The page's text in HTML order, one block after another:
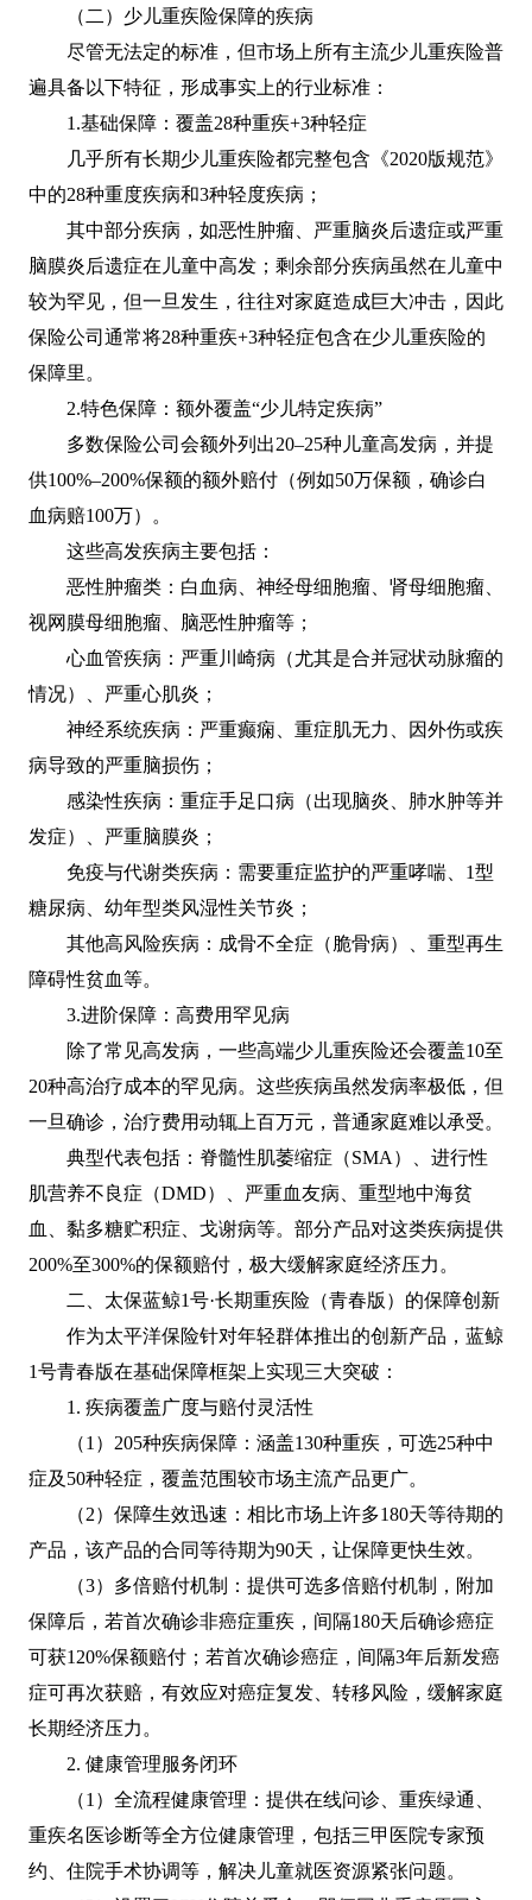
（二）少儿重疾险保障的疾病
尽管无法定的标准，但市场上所有主流少儿重疾险普
遍具备以下特征，形成事实上的行业标准：
1.基础保障：覆盖28种重疾+3种轻症
几乎所有长期少儿重疾险都完整包含《2020版规范》
中的28种重度疾病和3种轻度疾病；
其中部分疾病，如恶性肿瘤、严重脑炎后遗症或严重
脑膜炎后遗症在儿童中高发；剩余部分疾病虽然在儿童中
较为罕见，但一旦发生，往往对家庭造成巨大冲击，因此
保险公司通常将28种重疾+3种轻症包含在少儿重疾险的
保障里。
2.特色保障：额外覆盖“少儿特定疾病”
多数保险公司会额外列出20–25种儿童高发病，并提
供100%–200%保额的额外赔付（例如50万保额，确诊白
血病赔100万）。
这些高发疾病主要包括：
恶性肿瘤类：白血病、神经母细胞瘤、肾母细胞瘤、
视网膜母细胞瘤、脑恶性肿瘤等；
心血管疾病：严重川崎病（尤其是合并冠状动脉瘤的
情况）、严重心肌炎；
神经系统疾病：严重癫痫、重症肌无力、因外伤或疾
病导致的严重脑损伤；
感染性疾病：重症手足口病（出现脑炎、肺水肿等并
发症）、严重脑膜炎；
免疫与代谢类疾病：需要重症监护的严重哮喘、1型
糖尿病、幼年型类风湿性关节炎；
其他高风险疾病：成骨不全症（脆骨病）、重型再生
障碍性贫血等。
3.进阶保障：高费用罕见病
除了常见高发病，一些高端少儿重疾险还会覆盖10至
20种高治疗成本的罕见病。这些疾病虽然发病率极低，但
一旦确诊，治疗费用动辄上百万元，普通家庭难以承受。
典型代表包括：脊髓性肌萎缩症（SMA）、进行性
肌营养不良症（DMD）、严重血友病、重型地中海贫
血、黏多糖贮积症、戈谢病等。部分产品对这类疾病提供
200%至300%的保额赔付，极大缓解家庭经济压力。
二、太保蓝鲸1号·长期重疾险（青春版）的保障创新
作为太平洋保险针对年轻群体推出的创新产品，蓝鲸
1号青春版在基础保障框架上实现三大突破：
1. 疾病覆盖广度与赔付灵活性
（1）205种疾病保障：涵盖130种重疾，可选25种中
症及50种轻症，覆盖范围较市场主流产品更广。
（2）保障生效迅速：相比市场上许多180天等待期的
产品，该产品的合同等待期为90天，让保障更快生效。
（3）多倍赔付机制：提供可选多倍赔付机制，附加
保障后，若首次确诊非癌症重疾，间隔180天后确诊癌症
可获120%保额赔付；若首次确诊癌症，间隔3年后新发癌
症可再次获赔，有效应对癌症复发、转移风险，缓解家庭
长期经济压力。
2. 健康管理服务闭环
（1）全流程健康管理：提供在线问诊、重疾绿通、
重疾名医诊断等全方位健康管理，包括三甲医院专家预
约、住院手术协调等，解决儿童就医资源紧张问题。